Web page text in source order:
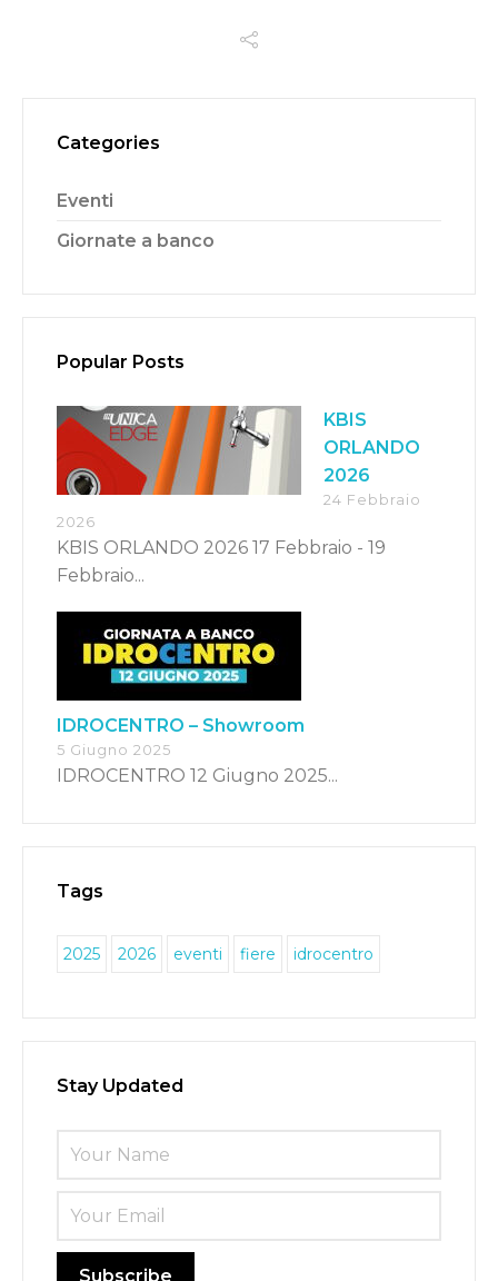
Categories
Eventi
Giornate a banco
Popular Posts
KBIS
ORLANDO
2026
24 Febbraio
2026
KBIS ORLANDO 2026 17 Febbraio - 19
Febbraio...
IDROCENTRO – Showroom
5 Giugno 2025
IDROCENTRO 12 Giugno 2025...
Tags
2025 2026 eventi fiere idrocentro
Stay Updated
Italiano English
Français